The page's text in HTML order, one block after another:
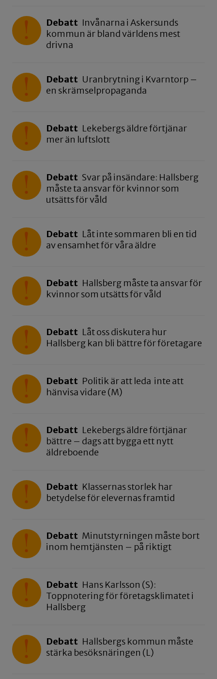
Debatt Invånarna i Askersunds
kommun är bland världens mest
drivna
Debatt Uranbrytning i Kvarntorp –
en skrämselpropaganda
Debatt Lekebergs äldre förtjänar
mer än luftslott
Debatt Svar på insändare: Hallsberg
måste ta ansvar för kvinnor som
utsätts för våld
Debatt Låt inte sommaren bli en tid
av ensamhet för våra äldre
Debatt Hallsberg måste ta ansvar för
kvinnor som utsätts för våld
Debatt Låt oss diskutera hur
Hallsberg kan bli bättre för företagare
Debatt Politik är att leda inte att
hänvisa vidare (M)
Debatt Lekebergs äldre förtjänar
bättre – dags att bygga ett nytt
äldreboende
Debatt Klassernas storlek har
betydelse för elevernas framtid
Debatt Minutstyrningen måste bort
inom hemtjänsten – på riktigt
Debatt Hans Karlsson (S):
Toppnotering för företagsklimatet i
Hallsberg
Debatt Hallsbergs kommun måste
stärka besöksnäringen (L)